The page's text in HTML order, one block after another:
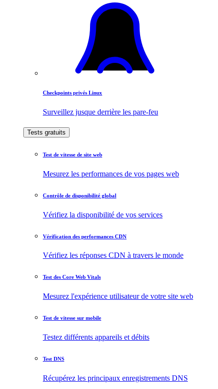
Checkpoints privés Linux
Surveillez jusque derrière les pare-feu
Tests gratuits
Test de vitesse de site web
Mesurez les performances de vos pages web
Contrôle de disponibilité global
Vérifiez la disponibilité de vos services
Vérification des performances CDN
Vérifiez les réponses CDN à travers le monde
Test des Core Web Vitals
Mesurez l'expérience utilisateur de votre site web
Test de vitesse sur mobile
Testez différents appareils et débits
Test DNS
Récupérez les principaux enregistrements DNS